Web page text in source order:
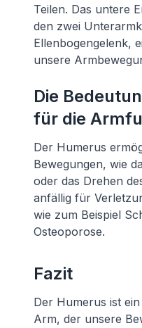
Teilen. Das untere
den zwei
Ellenbogengelenk,
unsere
Die
für die
Der Humerus
Bewegungen, wie
oder das Drehen
anfällig für
wie zum Beispiel
Osteoporose.
Fazit
Der Humerus ist
Arm, der unsere